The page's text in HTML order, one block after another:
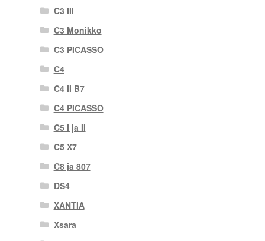
C3 III
C3 Monikko
C3 PICASSO
C4
C4 II B7
C4 PICASSO
C5 I ja II
C5 X7
C8 ja 807
DS4
XANTIA
Xsara